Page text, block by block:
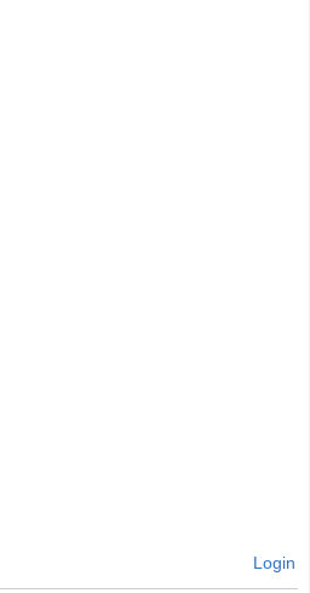
Login